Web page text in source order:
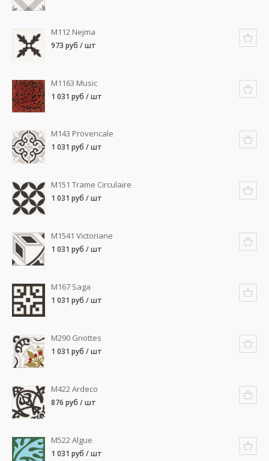
M112 Nejma
973 руб / шт
M1163 Music
1 031 руб / шт
M143 Provencale
1 031 руб / шт
M151 Trame Circulaire
1 031 руб / шт
M1541 Victoriane
1 031 руб / шт
M167 Saga
1 031 руб / шт
M290 Griottes
1 031 руб / шт
M422 Ardeco
876 руб / шт
M522 Algue
1 031 руб / шт